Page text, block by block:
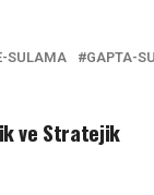
SULAMA GAPTA-
ve Stratejik